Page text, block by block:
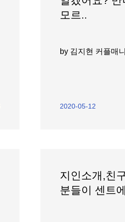
모르..
by 김지현 커플매
2020-05-12
지인소개,친
분들이 센트